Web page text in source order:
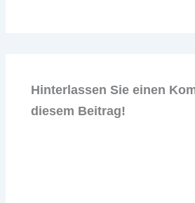
Hinterlassen Sie einen
diesem Beitrag!